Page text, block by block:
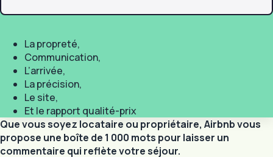
La propreté,
Communication,
L’arrivée,
La précision,
Le site,
Et le rapport qualité-prix
Que vous soyez locataire ou propriétaire, Airbnb vous
propose une boîte de 1 000 mots pour laisser un
commentaire qui reflète votre séjour.